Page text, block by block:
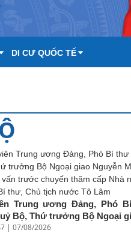
DI CƯ QUỐC TẾ
Trung ương Đảng, Phó
Bộ, Thứ trưởng Bộ Ngoại
| 07/08/2026